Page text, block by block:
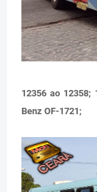
12356 ao 12358;
Benz OF-1721;